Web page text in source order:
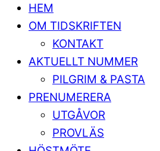
HEM
OM TIDSKRIFTEN
KONTAKT
AKTUELLT NUMMER
PILGRIM & PASTA
PRENUMERERA
UTGÅVOR
PROVLÄS